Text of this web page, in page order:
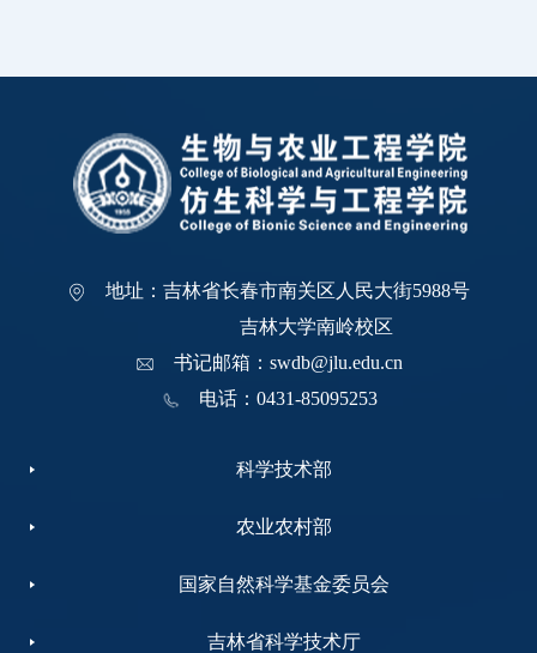
地址：吉林省长春市南关区人民大街5988号
吉林大学南岭校区
书记邮箱：swdb@jlu.edu.cn
电话：0431-85095253
科学技术部
农业农村部
国家自然科学基金委员会
吉林省科学技术厅